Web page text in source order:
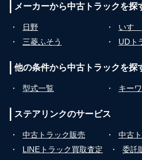
メーカーから中古トラックを探
・ 日野 ・
いすゞ
・
三菱ふそう ・ UDト
他の条件から中古トラックを探
・ 型式一覧 ・ キー
ステアリンクのサービス
・ 中古トラック販売 ・
中古
・
LINEトラック買取査定 ・ 委託